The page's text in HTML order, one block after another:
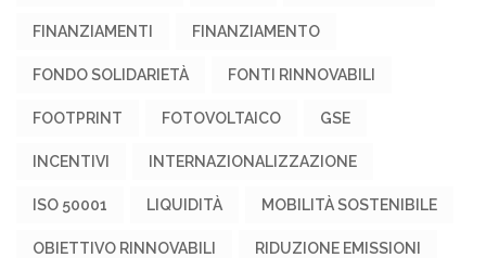
FINANZIAMENTI FINANZIAMENTO
FONDO SOLIDARIETÀ FONTI RINNOVABILI
FOOTPRINT FOTOVOLTAICO GSE
INCENTIVI INTERNAZIONALIZZAZIONE
ISO 50001 LIQUIDITÀ MOBILITÀ SOSTENIBILE
OBIETTIVO RINNOVABILI RIDUZIONE EMISSIONI